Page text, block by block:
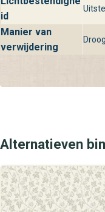
behangplaza vind jij
wandbekleding om jouw
upgrade te geven.
id
Manier van
verwijdering
Alternatieven